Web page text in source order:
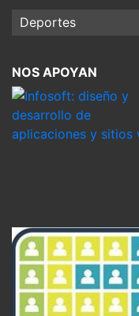
Deportes
NOS APOYAN